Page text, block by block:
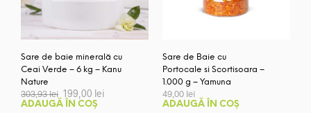
Sare de baie minerală cu
Ceai Verde – 6 kg – Kanu
Nature
303,93lei Prețul
inițial
199,00 lei
ADAUGĂ ÎN COȘ
Sare de Baie cu
Portocale si Scortisoara –
1.000 g – Yamuna
49,00 lei
ADAUGĂ ÎN COȘ